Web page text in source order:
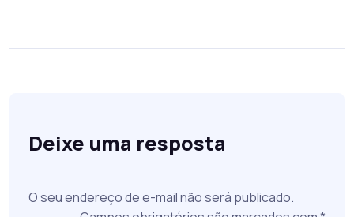
Deixe uma resposta
O seu endereço de e-mail não será publicado.